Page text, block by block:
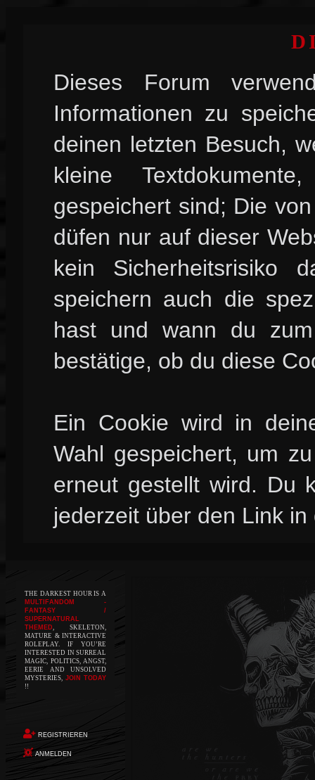
Dieses Forum
Informationen zu
deinen letzten Besuch,
kleine
gespeichert sind; Die
düfen nur auf dieser
kein Sicherheitsrisiko
speichern auch die
hast und wann du
bestätige, ob du diese
Ein Cookie wird in
Wahl gespeichert, um
erneut gestellt wird. Du
jederzeit über den Link
THE DARKEST HOUR IS A
MULTIFANDOM -
FANTASY /
SUPERNATURAL
THEMED, SKELETON,
MATURE & INTERACTIVE
ROLEPLAY. IF YOU’RE
INTERESTED IN SURREAL
MAGIC, POLITICS, ANGST,
EERIE AND UNSOLVED
MYSTERIES, JOIN TODAY
!!
REGISTRIEREN
ANMELDEN